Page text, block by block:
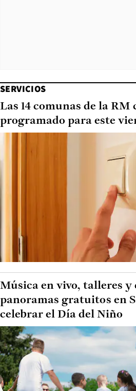
SERVICIOS
Las 14 comunas de la RM
programado para este
Música en vivo, talleres y
panoramas gratuitos en
celebrar el Día del Niño